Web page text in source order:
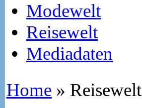
Modewelt
Reisewelt
Mediadaten
Home » Reisewelt